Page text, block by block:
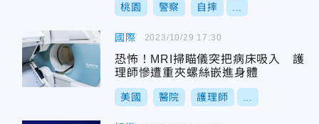
桃園 警察 自摔
國際
恐怖！MRI掃瞄儀突把病床吸入 護
理師慘遭重夾螺絲嵌進身體
美國 醫院 護理師
2023/10/29 17:30